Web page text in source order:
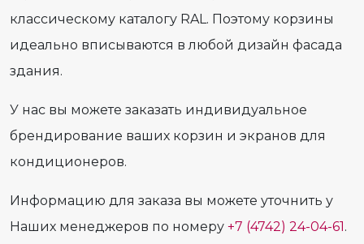
классическому каталогу RAL. Поэтому корзины
идеально вписываются в любой дизайн фасада
здания.
У нас вы можете заказать индивидуальное
брендирование ваших корзин и экранов для
кондиционеров.
Информацию для заказа вы можете уточнить у
Наших менеджеров по номеру +7 (4742) 24-04-61.